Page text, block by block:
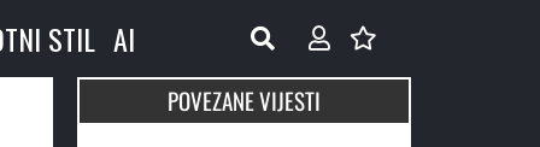
STIL AI
POVEZANE VIJESTI